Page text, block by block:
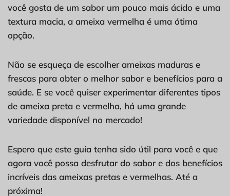
você gosta de um sabor um pouco mais ácido e uma
textura macia, a ameixa vermelha é uma ótima
opção.
Não se esqueça de escolher ameixas maduras e
frescas para obter o melhor sabor e benefícios para a
saúde. E se você quiser experimentar diferentes tipos
de ameixa preta e vermelha, há uma grande
variedade disponível no mercado!
Espero que este guia tenha sido útil para você e que
agora você possa desfrutar do sabor e dos benefícios
incríveis das ameixas pretas e vermelhas. Até a
próxima!